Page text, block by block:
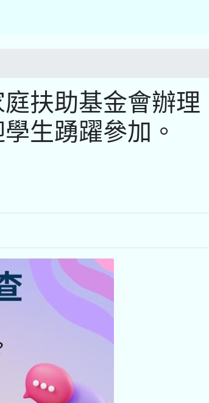
扶助基金會辦理
生踴躍參加。